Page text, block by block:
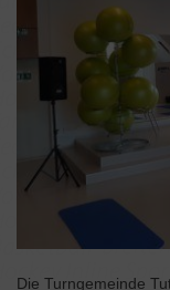
Die Turngemeinde